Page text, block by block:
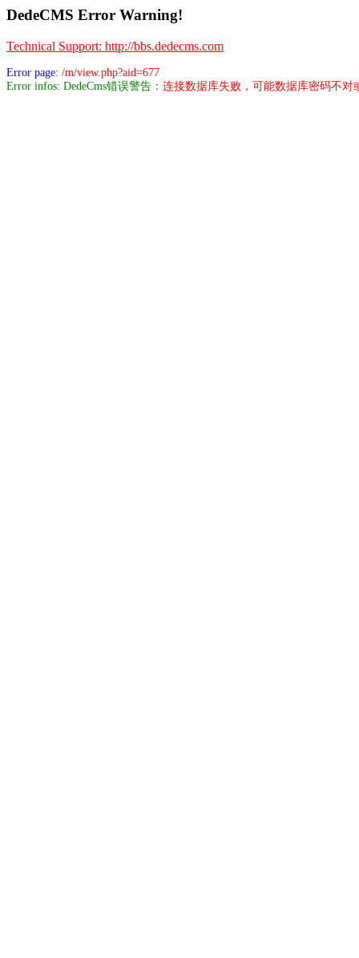
DedeCMS Error Warning!
Technical Support: http://bbs.dedecms.com
Error page: /m/view.php?aid=677
Error infos: DedeCms错误警告： 连接数据库失败，可能数据库密码不对